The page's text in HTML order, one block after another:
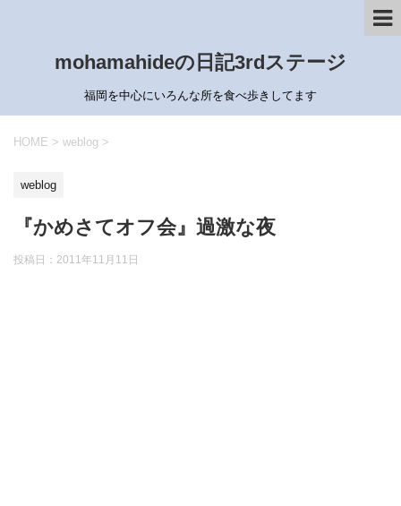
mohamahideの日記3rdステージ
福岡を中心にいろんな所を食べ歩きしてます
HOME > weblog >
weblog
『かめさてオフ会』過激な夜
投稿日： 2011年11月11日